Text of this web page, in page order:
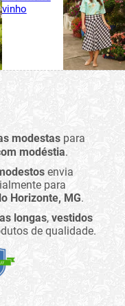
modestas para
modéstia.
envia
para
Horizonte, MG.
longas, vestidos
de qualidade.